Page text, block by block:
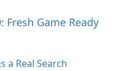
Game Ready